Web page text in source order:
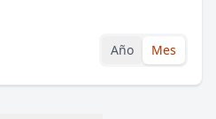
Año Mes